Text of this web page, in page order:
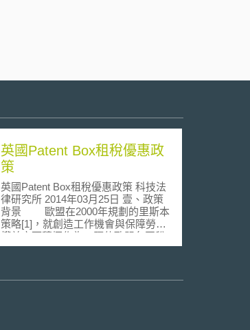
英國Patent Box租稅優惠政
策
英國Patent Box租稅優惠政策 科技法
律研究所 2014年03月25日 壹、政策
背景 歐盟在2000年規劃的里斯本
策略[1]，就創造工作機會與保障勞工
權益方面積極作為，驅使歐盟各國稅
法改革，成功使歐盟在國際上擁有強